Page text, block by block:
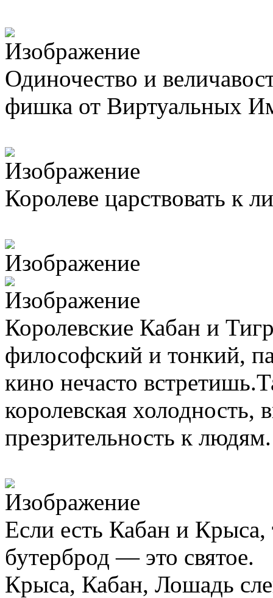
Одиночество и
фишка от Виртуальных
Королеве царствовать к
Королевские Кабан и
философский и тонкий,
кино нечасто
королевская холодность,
презрительность к людям.
Если есть Кабан и
бутерброд — это святое.
Крыса, Кабан, Лошадь